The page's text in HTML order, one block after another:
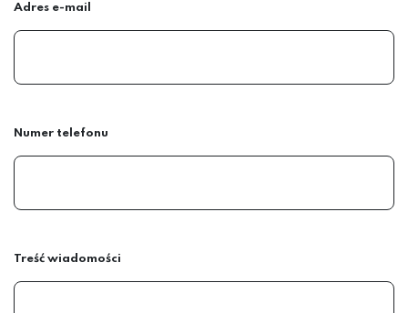
Adres e-mail
Numer telefonu
Treść wiadomości